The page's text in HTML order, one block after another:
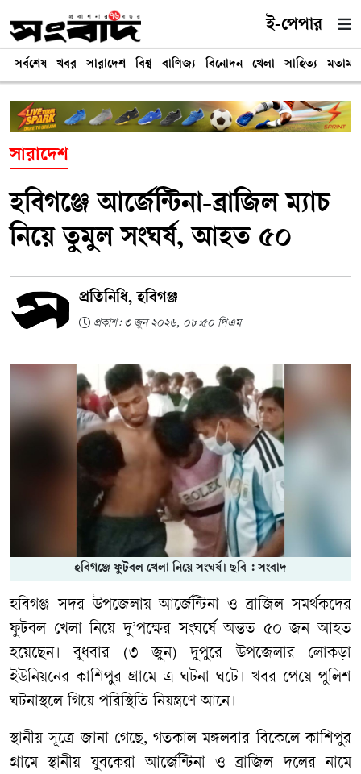
ই-পেপার
সর্বশেষ খবর সারাদেশ বিশ্ব বাণিজ্য বিনোদন খেলা সাহিত্য মতামত
সারাদেশ
হবিগঞ্জে আর্জেন্টিনা-ব্রাজিল ম্যাচ
নিয়ে তুমুল সংঘর্ষ, আহত ৫০
প্রতিনিধি, হবিগঞ্জ
প্রকাশ: ৩ জুন ২০২৬, ০৮:৫০ পিএম
হবিগঞ্জে ফুটবল খেলা নিয়ে সংঘর্ষ। ছবি : সংবাদ
হবিগঞ্জ সদর উপজেলায় আর্জেন্টিনা ও ব্রাজিল সমর্থকদের
ফুটবল খেলা নিয়ে দু’পক্ষের সংঘর্ষে অন্তত ৫০ জন আহত
হয়েছেন। বুধবার (৩ জুন) দুপুরে উপজেলার লোকড়া
ইউনিয়নের কাশিপুর গ্রামে এ ঘটনা ঘটে। খবর পেয়ে পুলিশ
ঘটনাস্থলে গিয়ে পরিস্থিতি নিয়ন্ত্রণে আনে।
স্থানীয় সূত্রে জানা গেছে, গতকাল মঙ্গলবার বিকেলে কাশিপুর
গ্রামে স্থানীয় যুবকেরা আর্জেন্টিনা ও ব্রাজিল দলের নামে